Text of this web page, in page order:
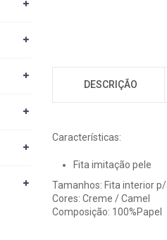
DESCRIÇÃO
Características:
Fita imitação pele
Tamanhos: Fita interior
Cores: Creme / Camel
Composição: 100%Papel